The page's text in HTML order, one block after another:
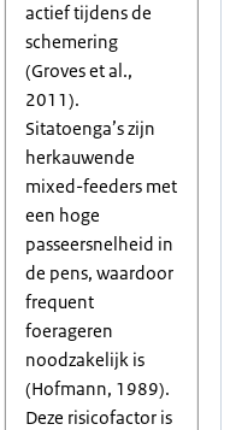
actief tijdens de
schemering
(Groves et al.,
2011).
Sitatoenga’s zijn
herkauwende
mixed-feeders met
een hoge
passeersnelheid in
de pens, waardoor
frequent
foerageren
noodzakelijk is
(Hofmann, 1989).
Deze risicofactor is